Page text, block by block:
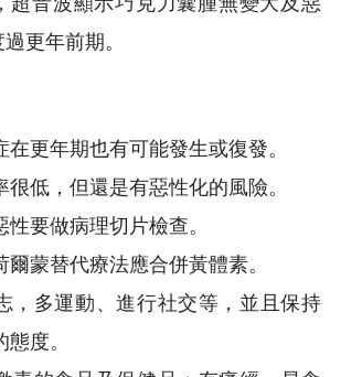
更年前期。
在更年期也有可能發生或復發。
很低，但還是有惡性化的風險。
性要做病理切片檢查。
爾蒙替代療法應合併黃體素。
，多運動、進行社交等，並且保持
度。